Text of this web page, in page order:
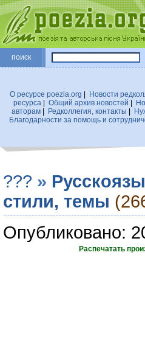
поиск
О ресурсе poezia.org
Новости
ресурса
Общий архив новостей
авторам| Редколлегия, контакты
Благодарности за помощь и
??? »
стили, темы
Опубликовано:
Распечатать